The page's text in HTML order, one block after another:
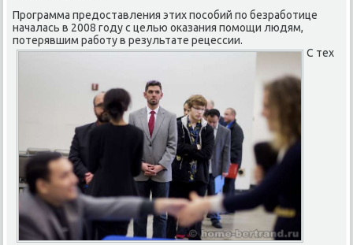
Программа предоставления этих пособий по безработице
началась в 2008 году с целью оказания помощи людям,
потерявшим работу в результате рецессии.
С тех